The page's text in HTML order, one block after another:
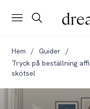
Navigation
Hem / Guider
/
Tryck på beställning
skötsel